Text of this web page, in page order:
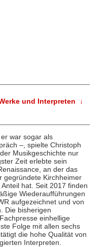
und Interpreten ↓
war sogar als
–, spielte Christoph
Musikgeschichte nur
Zeit erlebte sein
an der das
gegründete Kirchheimer
hat. Seit 2017 finden
Wiederaufführungen
aufgezeichnet und von
Die bisherigen
einhellige
Folge mit allen sechs
die hohe Qualität von
Interpreten.